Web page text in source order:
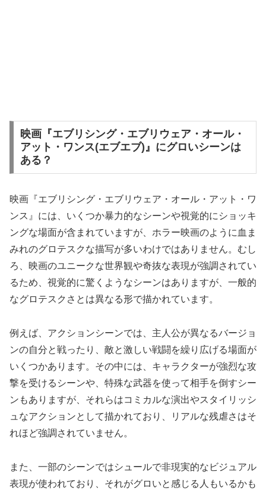
映画『エブリシング・エブリウェア・オール・
アット・ワンス(エブエブ)』にグロいシーンは
ある？
映画『エブリシング・エブリウェア・オール・アット・ワ
ンス』には、いくつか暴力的なシーンや視覚的にショッキ
ングな場面が含まれていますが、ホラー映画のように血ま
みれのグロテスクな描写が多いわけではありません。むし
ろ、映画のユニークな世界観や奇抜な表現が強調されてい
るため、視覚的に驚くようなシーンはありますが、一般的
なグロテスクさとは異なる形で描かれています。
例えば、アクションシーンでは、主人公が異なるバージョ
ンの自分と戦ったり、敵と激しい戦闘を繰り広げる場面が
いくつかあります。その中には、キャラクターが強烈な攻
撃を受けるシーンや、特殊な武器を使って相手を倒すシー
ンもありますが、それらはコミカルな演出やスタイリッシ
ュなアクションとして描かれており、リアルな残虐さはそ
れほど強調されていません。
また、一部のシーンではシュールで非現実的なビジュアル
表現が使われており、それがグロいと感じる人もいるかも